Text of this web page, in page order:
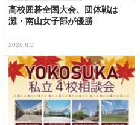
高校囲碁全国大会、団体戦は
灘・南山女子部が優勝
2026.8.5